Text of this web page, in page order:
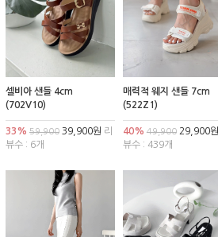
셀비아 샌들 4cm
(702V10)
33% 59,900 39,900원 리
뷰수 : 6개
매력적 웨지 샌들 7cm
(522Z1)
40% 49,90029,900원
뷰수 : 439개